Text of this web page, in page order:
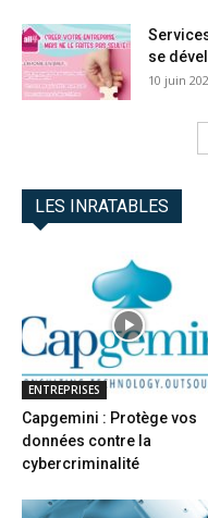
se
10 juin
LES INRATABLES
ENTREPRISES
Capgemini : Protège vos
données contre la
cybercriminalité